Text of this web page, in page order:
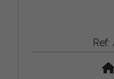
Ref: